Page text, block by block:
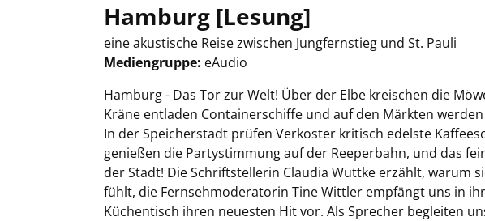
Hamburg [Lesung]
eine akustische Reise zwischen Jungfernstieg und St. Pauli
Mediengruppe: eAudio
Hamburg - Das Tor zur Welt! Über der Elbe kreischen die
Kräne entladen Containerschiffe und auf den Märkten
In der Speicherstadt prüfen Verkoster kritisch edelste
genießen die Partystimmung auf der Reeperbahn, und das
der Stadt! Die Schriftstellerin Claudia Wuttke erzählt, warum
fühlt, die Fernsehmoderatorin Tine Wittler empfängt uns in
Küchentisch ihren neuesten Hit vor. Als Sprecher begleiten